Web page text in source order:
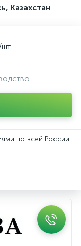
Казахстан
по всей России